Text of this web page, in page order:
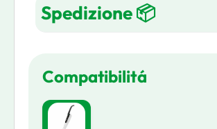
Reso gratuito entro 14
Spedizione 📦
ordini in 3-5 giorni
Compatibilitá